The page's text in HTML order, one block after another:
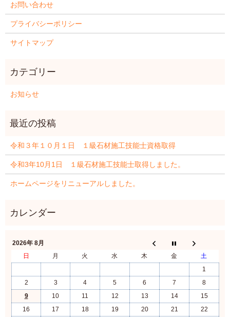
お問い合わせ
プライバシーポリシー
サイトマップ
お知らせ
令和３年１０月１日 １級石材施工技能士資格取得
令和3年10月1日 １級石材施工技能士取得しました。
ホームページをリニューアルしました。
2026年 8月
日
月 火 水 木 金
土
1
2
3 4 5 6 7
8
9
10 11 12 13 14
15
16
17 18 19 20 21 22